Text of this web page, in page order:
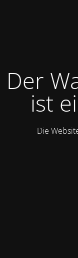
Der
ist
Die